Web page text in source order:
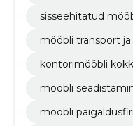
sisseehitatud
mööbli transport
kontorimööbli
mööbli
mööbli